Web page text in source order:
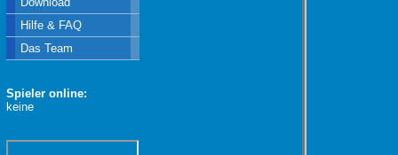
Hilfe & FAQ
Das Team
Spieler online:
keine